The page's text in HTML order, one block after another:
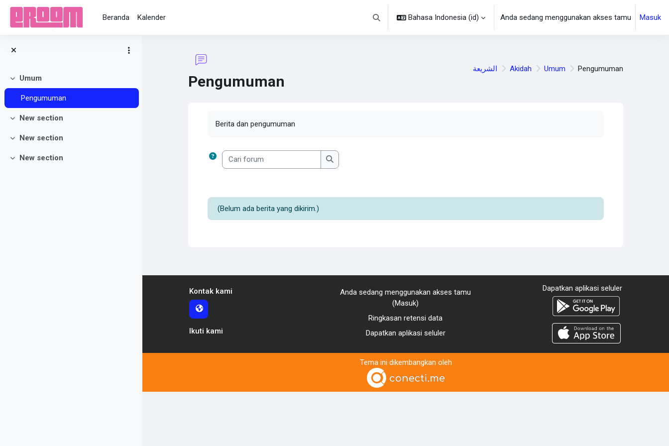
Lewati ke konten utama
Beranda
Kalender
Alihkan input pencarian
Bahasa Indonesia ‎(id)‎ Anda sedang menggunakan akses tamu Masuk
Ciutkan
Umum
Pengumuman
Ciutkan
New section
Ciutkan
New section
Ciutkan
New section
Pengumuman
الشريعة Akidah Umum Pengumuman
Berita dan pengumuman
Cari forum
Cari forum
(Belum ada berita yang dikirim.)
Kontak kami
Ikuti kami
Anda sedang menggunakan akses tamu
(Masuk)
Ringkasan retensi data
Dapatkan aplikasi seluler
Dapatkan aplikasi seluler
Tema ini dikembangkan oleh